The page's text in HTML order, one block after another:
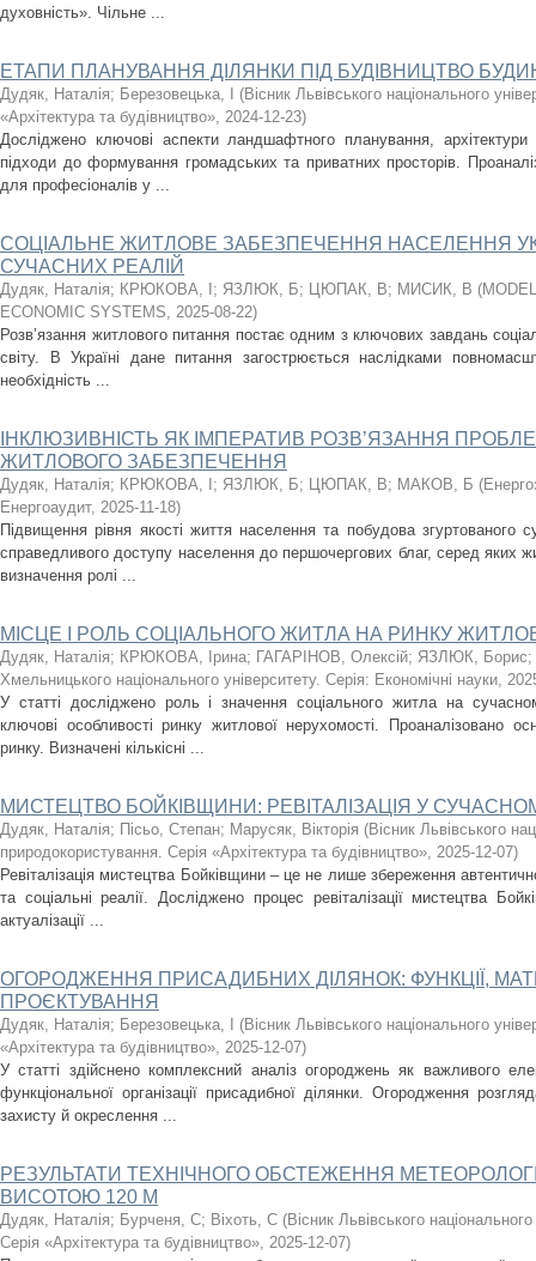
духовність». Чільне ...
ЕТАПИ ПЛАНУВАННЯ ДІЛЯНКИ ПІД БУДІВНИЦТВО
Дудяк, Наталія; Березовецька, І (Вісник Львівського національного
«Архітектура та будівництво», 2024-12-23)
Досліджено ключові аспекти ландшафтного планування,
підходи до формування громадських та приватних просторів.
для професіоналів у ...
СОЦІАЛЬНЕ ЖИТЛОВЕ ЗАБЕЗПЕЧЕННЯ НАСЕЛЕННЯ
СУЧАСНИХ РЕАЛІЙ
Дудяк, Наталія; КРЮКОВА, І ; ЯЗЛЮК, Б; ЦЮПАК, В; МИСИК, В (
ECONOMIC SYSTEMS, 2025-08-22)
Розв’язання житлового питання постає одним з ключових завдань
світу. В Україні дане питання загострюється наслідками
необхідність ...
ІНКЛЮЗИВНІСТЬ ЯК ІМПЕРАТИВ РОЗВ’ЯЗАННЯ
ЖИТЛОВОГО ЗАБЕЗПЕЧЕННЯ
Дудяк, Наталія; КРЮКОВА, І ; ЯЗЛЮК, Б; ЦЮПАК, В; МАКОВ, Б (
Енергоаудит, 2025-11-18)
Підвищення рівня якості життя населення та побудова згуртованого
справедливого доступу населення до першочергових благ, серед яких
визначення ролі ...
МІСЦЕ І РОЛЬ СОЦІАЛЬНОГО ЖИТЛА НА РИНКУ
Дудяк, Наталія; КРЮКОВА, Ірина; ГАГАРІНОВ, Олексій; ЯЗЛЮК, Борис;
Хмельницького національного університету. Серія: Економічні науки,
У статті досліджено роль і значення соціального житла на
ключові особливості ринку житлової нерухомості. Проаналізовано
ринку. Визначені кількісні ...
МИСТЕЦТВО БОЙКІВЩИНИ: РЕВІТАЛІЗАЦІЯ У
Дудяк, Наталія; Пісьо, Степан; Марусяк, Вікторія (Вісник Львівського
природокористування. Серія «Архітектура та будівництво», 2025-12-07)
Ревіталізація мистецтва Бойківщини – це не лише збереження
та соціальні реалії. Досліджено процес ревіталізації мистецтва
актуалізації ...
ОГОРОДЖЕННЯ ПРИСАДИБНИХ ДІЛЯНОК: ФУНКЦІЇ,
ПРОЄКТУВАННЯ
Дудяк, Наталія; Березовецька, І (Вісник Львівського національного
«Архітектура та будівництво», 2025-12-07)
У статті здійснено комплексний аналіз огороджень як важливого
функціональної організації присадибної ділянки. Огородження
захисту й окреслення ...
РЕЗУЛЬТАТИ ТЕХНІЧНОГО ОБСТЕЖЕННЯ
ВИСОТОЮ 120 М
Дудяк, Наталія; Бурченя, С; Віхоть, С (Вісник Львівського
Серія «Архітектура та будівництво», 2025-12-07)